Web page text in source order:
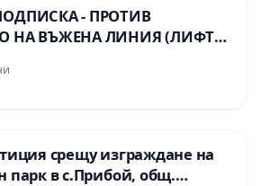
- ПРОТИВ
НА ВЪЖЕНА ЛИНИЯ (ЛИФТ)
НА ПРИРОДНА
„ХЪЛМ НА
(БУНАРДЖИК)
срещу изграждане на
парк в с.Прибой, общ.